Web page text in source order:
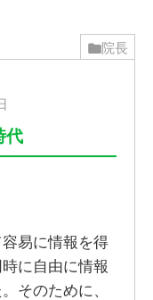
院長
代
易に情報を得
に自由に情報
そのために、